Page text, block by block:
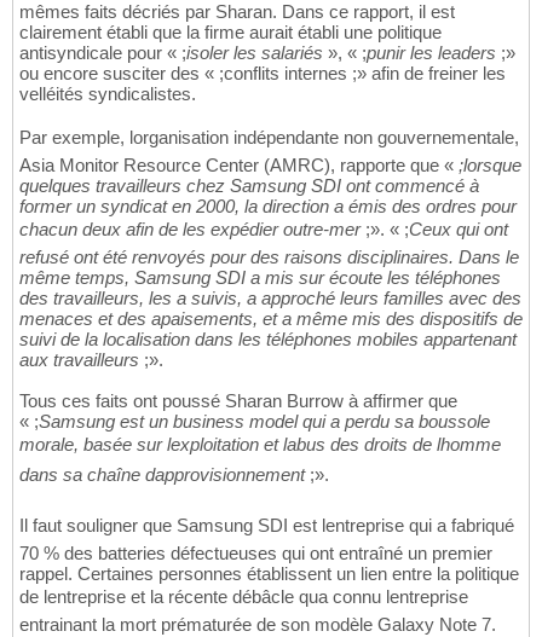
mêmes faits décriés par Sharan. Dans ce rapport, il est
clairement établi que la firme aurait établi une politique
antisyndicale pour « ;isoler les salariés », « ;punir les leaders ;»
ou encore susciter des « ;conflits internes ;» afin de freiner les
velléités syndicalistes.
Par exemple, lorganisation indépendante non gouvernementale,
Asia Monitor Resource Center (AMRC), rapporte que « ;lorsque
quelques travailleurs chez Samsung SDI ont commencé à
former un syndicat en 2000, la direction a émis des ordres pour
chacun deux afin de les expédier outre-mer;». « ;Ceux qui ont
refusé ont été renvoyés pour des raisons disciplinaires. Dans le
même temps, Samsung SDI a mis sur écoute les téléphones
des travailleurs, les a suivis, a approché leurs familles avec des
menaces et des apaisements, et a même mis des dispositifs de
suivi de la localisation dans les téléphones mobiles appartenant
aux travailleurs ;».
Tous ces faits ont poussé Sharan Burrow à affirmer que
« ;Samsung est un business model qui a perdu sa boussole
morale, basée sur lexploitation et labus des droits de lhomme
dans sa chaîne dapprovisionnement;».
Il faut souligner que Samsung SDI est lentreprise qui a fabriqué
70 % des batteries défectueuses qui ont entraîné un premier
rappel. Certaines personnes établissent un lien entre la politique
de lentreprise et la récente débâcle qua connu lentreprise
entrainant la mort prématurée de son modèle Galaxy Note 7.